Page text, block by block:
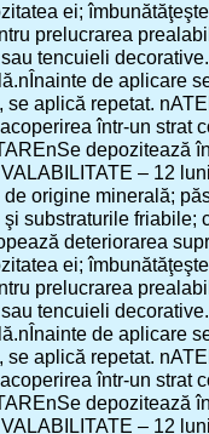
ei;
prelucrarea
tencuieli
de aplicare
aplică repetat.
într-un strat
depozitează
– 12
origine minerală;
substraturile
deteriorarea
ei;
prelucrarea
tencuieli
de aplicare
aplică repetat.
într-un strat
depozitează
– 12